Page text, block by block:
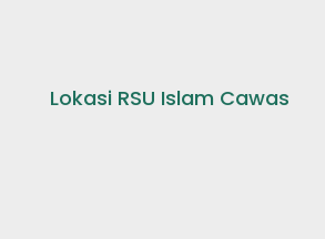
Lokasi RSU Islam Cawas